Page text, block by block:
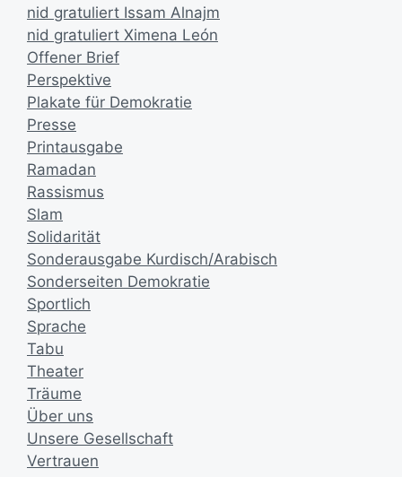
nid gratuliert Issam Alnajm
nid gratuliert Ximena León
Offener Brief
Perspektive
Plakate für Demokratie
Presse
Printausgabe
Ramadan
Rassismus
Slam
Solidarität
Sonderausgabe Kurdisch/Arabisch
Sonderseiten Demokratie
Sportlich
Sprache
Tabu
Theater
Träume
Über uns
Unsere Gesellschaft
Vertrauen